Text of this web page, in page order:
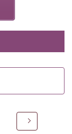
予約制）